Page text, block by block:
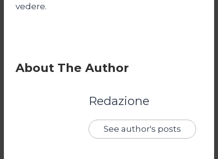
vedere.
About The Author
Redazione
See author's posts